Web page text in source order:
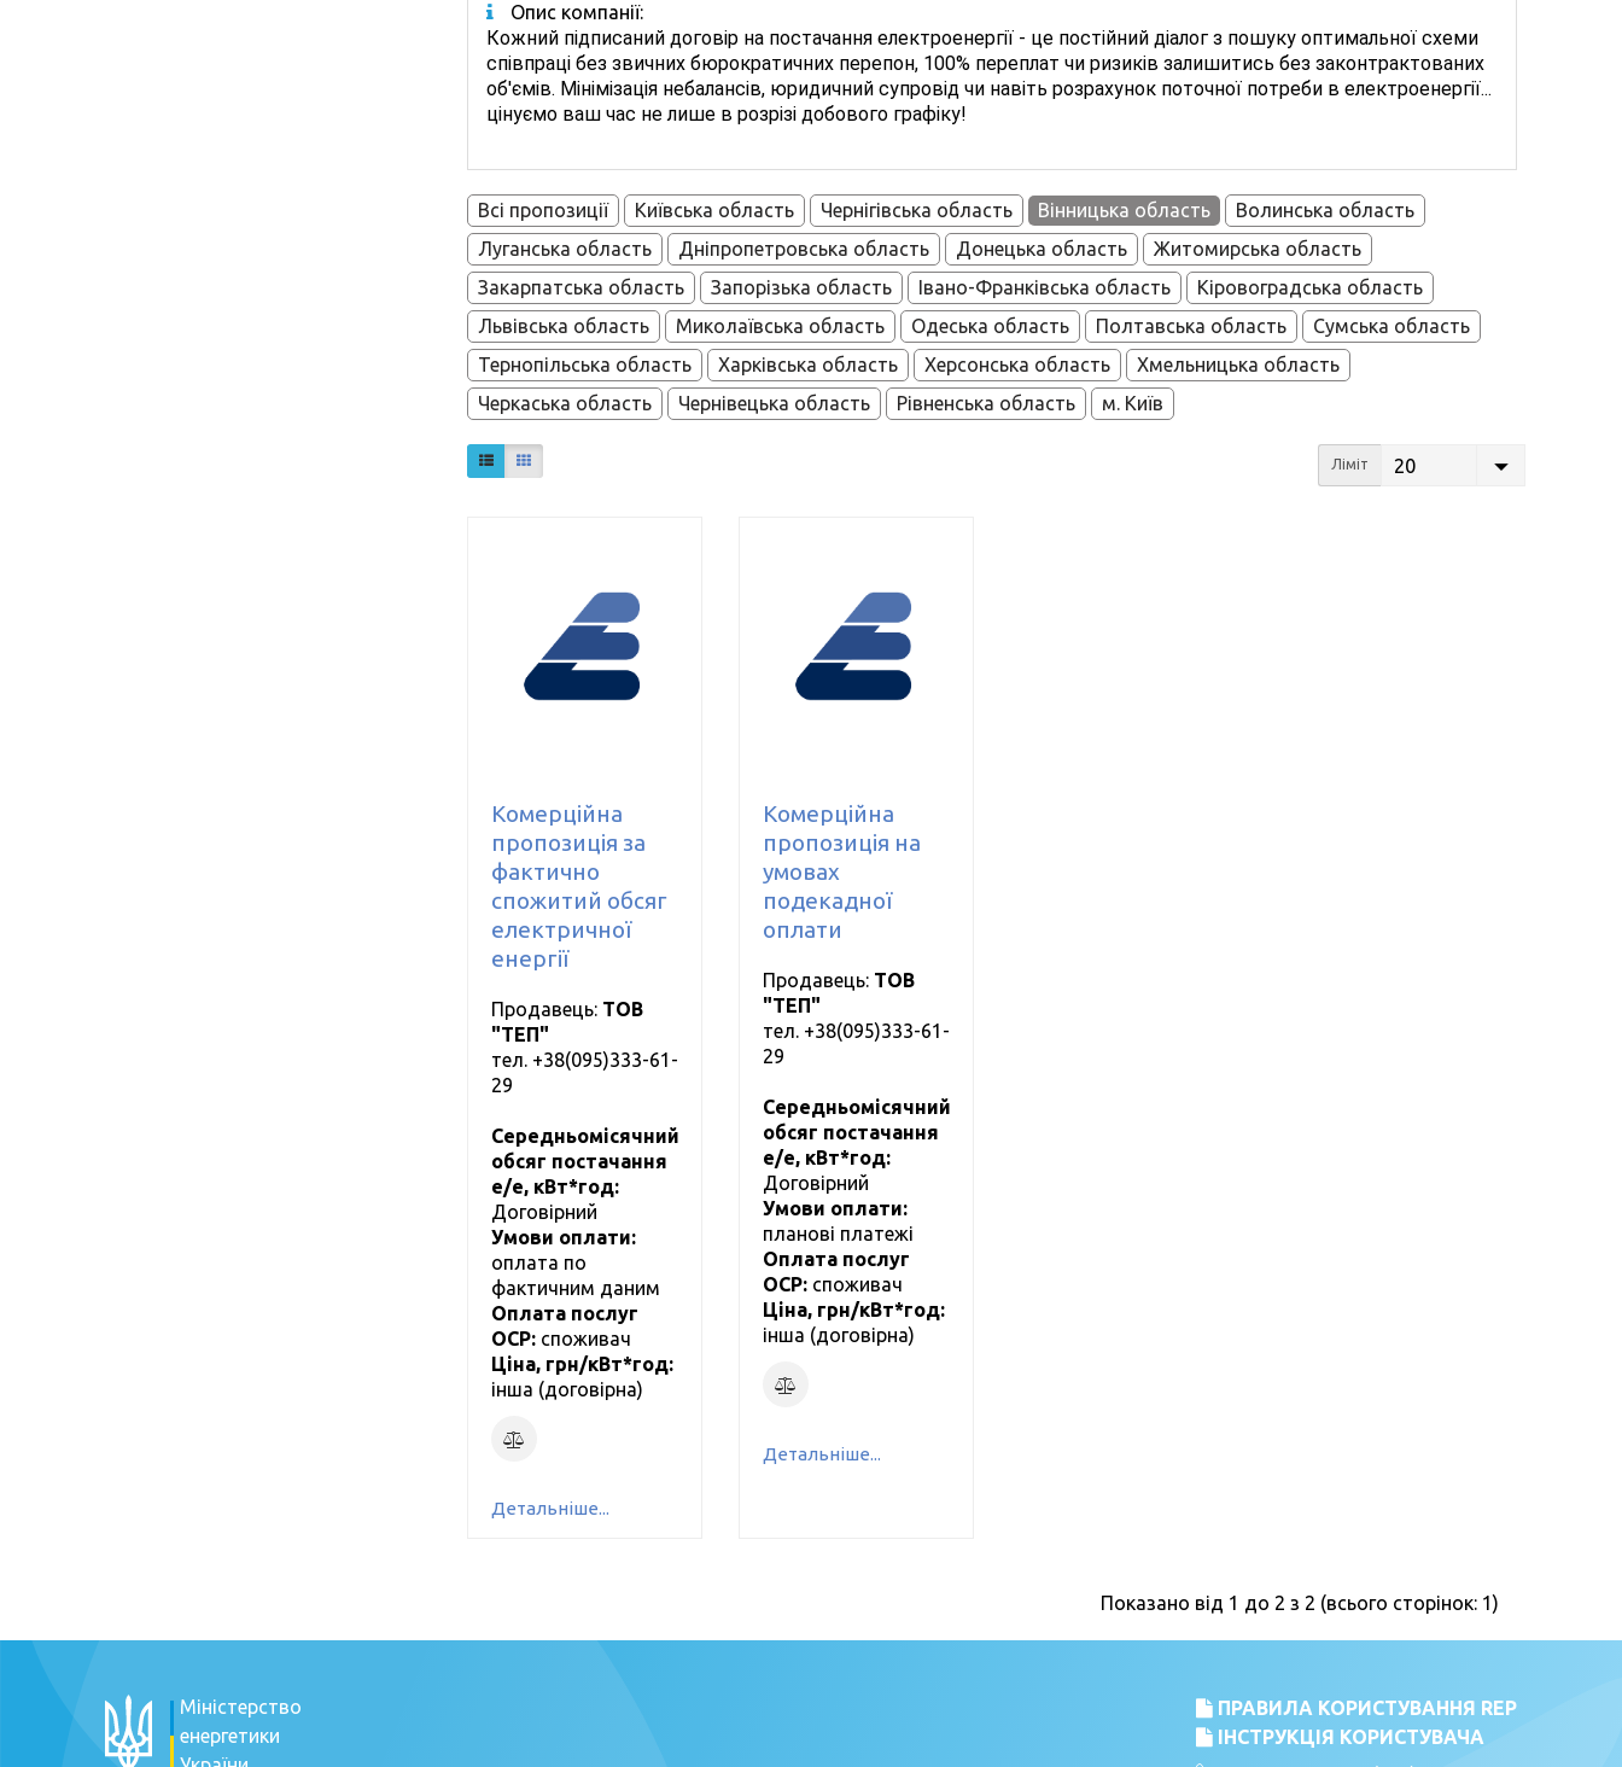
Опис компанії:
Кожний підписаний договір на постачання електроенергії - це постійний діалог з пошуку оптимальної схеми
співпраці без звичних бюрократичних перепон, 100% переплат чи ризиків залишитись без законтрактованих
об'ємів. Мінімізація небалансів, юридичний супровід чи навіть розрахунок поточної потреби в електроенергії...
цінуємо ваш час не лише в розрізі добового графіку!
Всі пропозиції Київська область Чернігівська область Вінницька область
Волинська область
Луганська область
Дніпропетровська область Донецька область
Житомирська область
Закарпатська область
Запорізька область Івано-Франківська область
Кіровоградська область
Львівська область
Миколаївська область Одеська область Полтавська область
Сумська область
Тернопільська область
Харківська область Херсонська область
Хмельницька область
Черкаська область
Чернівецька область Рівненська область м. Київ
Ліміт 20
Комерційна
пропозиція за
фактично
спожитий обсяг
електричної
енергії
Продавець: ТОВ
"ТЕП"
тел. +38(095)333-61-
29
Середньомісячний
обсяг постачання
е/е, кВт*год:
Договірний
Умови оплати:
оплата по
фактичним даним
Оплата послуг
ОСР: cпоживач
Ціна, грн/кВт*год:
інша (договірна)
Детальніше...
Комерційна
пропозиція на
умовах
подекадної
оплати
Продавець: ТОВ
"ТЕП"
тел. +38(095)333-61-
29
Середньомісячний
обсяг постачання
е/е, кВт*год:
Договірний
Умови оплати:
планові платежі
Оплата послуг
ОСР: cпоживач
Ціна, грн/кВт*год:
інша (договірна)
Детальніше...
Показано від 1 до 2 з 2 (всього сторінок: 1)
Міністерство
енергетики
ПРАВИЛА КОРИСТУВАННЯ REP
ІНСТРУКЦІЯ КОРИСТУВАЧА